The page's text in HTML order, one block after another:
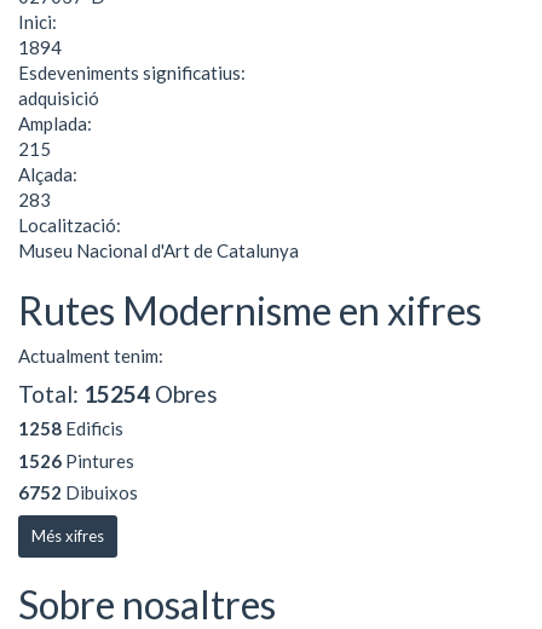
Inici:
1894
Esdeveniments significatius:
adquisició
Amplada:
215
Alçada:
283
Localització:
Museu Nacional d'Art de Catalunya
Rutes Modernisme en xifres
Actualment tenim:
Total: 15254 Obres
1258 Edificis
1526 Pintures
6752 Dibuixos
Més xifres
Sobre nosaltres